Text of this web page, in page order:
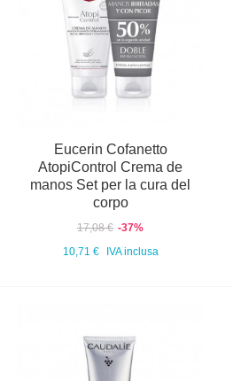
Eucerin Cofanetto
AtopiControl Crema de
manos Set per la cura del
corpo
17,08 € -37%
10,71 €
IVA inclusa